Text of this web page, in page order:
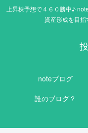
上昇株予想で４６０勝中♪
資産形成を目指
noteブログ
誰のブログ？